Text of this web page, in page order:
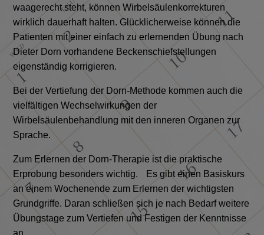
waagerecht steht, können Wirbelsäulenkorrekturen
wirklich dauerhaft halten. Glücklicherweise können die
Patienten mit einer einfach zu erlernenden Übung nach
Dieter Dorn vorhandene Beckenschiefstellungen
eigenständig korrigieren.
Bei der Vertiefung der Dorn-Methode kommen auch die
vielfältigen Wechselwirkungen der
Wirbelsäulenbehandlung mit den inneren Organen zur
Sprache.
Zum Erlernen der Dorn-Therapie ist die praktische
Erprobung besonders wichtig. Es gibt einen Basiskurs
an einem Wochenende zum Erlernen der wichtigsten
Grundgriffe. Daran schließen sich je nach Bedarf weitere
Übungstage zum Vertiefen und Festigen der Kenntnisse